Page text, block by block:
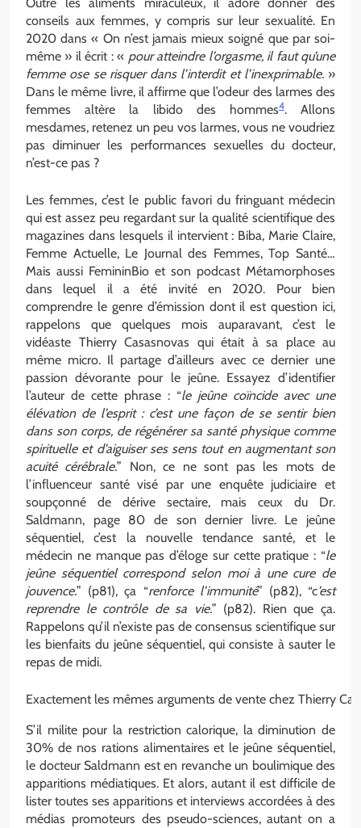
conseils aux femmes, y compris sur leur sexualité. En
2020 dans « On n’est jamais mieux soigné que par soi-
même » il écrit : « pour atteindre l’orgasme, il faut qu’une
femme ose se risquer dans l’interdit et l’inexprimable.»
Dans le même livre, il affirme que l’odeur des larmes des
femmes altère la libido des hommes4. Allons
mesdames, retenez un peu vos larmes, vous ne voudriez
pas diminuer les performances sexuelles du docteur,
n’est-ce pas ?
Les femmes, c’est le public favori du fringuant médecin
qui est assez peu regardant sur la qualité scientifique des
magazines dans lesquels il intervient : Biba, Marie Claire,
Femme Actuelle, Le Journal des Femmes, Top Santé…
Mais aussi FemininBio et son podcast Métamorphoses
dans lequel il a été invité en 2020. Pour bien
comprendre le genre d’émission dont il est question ici,
rappelons que quelques mois auparavant, c’est le
vidéaste Thierry Casasnovas qui était à sa place au
même micro. Il partage d’ailleurs avec ce dernier une
passion dévorante pour le jeûne. Essayez d’identifier
l’auteur de cette phrase : “le jeûne coïncide avec une
élévation de l’esprit : c’est une façon de se sentir bien
dans son corps, de régénérer sa santé physique comme
spirituelle et d’aiguiser ses sens tout en augmentant son
acuité cérébrale.” Non, ce ne sont pas les mots de
l’influenceur santé visé par une enquête judiciaire et
soupçonné de dérive sectaire, mais ceux du Dr.
Saldmann, page 80 de son dernier livre. Le jeûne
séquentiel, c’est la nouvelle tendance santé, et le
médecin ne manque pas d’éloge sur cette pratique : “le
jeûne séquentiel correspond selon moi à une cure de
jouvence.” (p81), ça “renforce l’immunité” (p82), “c’est
reprendre le contrôle de sa vie.” (p82). Rien que ça.
Rappelons qu’il n’existe pas de consensus scientifique sur
les bienfaits du jeûne séquentiel, qui consiste à sauter le
repas de midi.
Exactement les mêmes arguments de vente chez Thierry
S’il milite pour la restriction calorique, la diminution de
30% de nos rations alimentaires et le jeûne séquentiel,
le docteur Saldmann est en revanche un boulimique des
apparitions médiatiques. Et alors, autant il est difficile de
lister toutes ses apparitions et interviews accordées à des
médias promoteurs des pseudo-sciences, autant on a